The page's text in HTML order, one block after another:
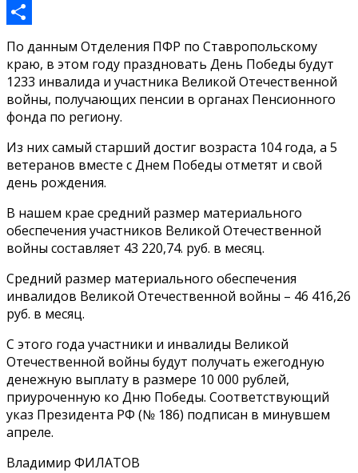
Mail.Ru
Отправить
По данным Отделения ПФР по Ставропольскому
краю, в этом году праздновать День Победы будут
1233 инвалида и участника Великой Отечественной
войны, получающих пенсии в органах Пенсионного
фонда по региону.
Из них самый старший достиг возраста 104 года, а 5
ветеранов вместе с Днем Победы отметят и свой
день рождения.
В нашем крае средний размер материального
обеспечения участников Великой Отечественной
войны составляет 43 220,74. руб. в месяц.
Средний размер материального обеспечения
инвалидов Великой Отечественной войны – 46 416,26
руб. в месяц.
С этого года участники и инвалиды Великой
Отечественной войны будут получать ежегодную
денежную выплату в размере 10 000 рублей,
приуроченную ко Дню Победы. Соответствующий
указ Президента РФ (№ 186) подписан в минувшем
апреле.
Владимир ФИЛАТОВ